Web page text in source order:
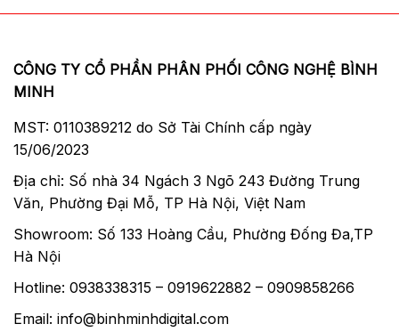
CÔNG TY CỔ PHẦN PHÂN PHỐI CÔNG NGHỆ BÌNH
MINH
MST: 0110389212 do Sở Tài Chính cấp ngày
15/06/2023
Địa chỉ: Số nhà 34 Ngách 3 Ngõ 243 Đường Trung
Văn, Phường Đại Mỗ, TP Hà Nội, Việt Nam
Showroom: Số 133 Hoàng Cầu, Phường Đống Đa,TP
Hà Nội
Hotline: 0938338315 – 0919622882 – 0909858266
Email: info@binhminhdigital.com